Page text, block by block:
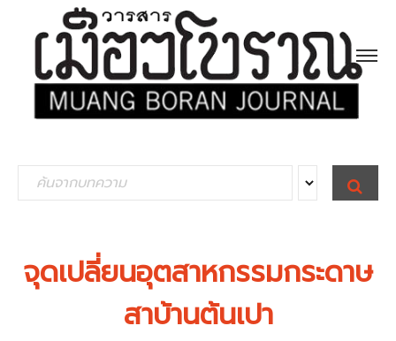
e
S
E
A
จุดเปลี่ยนอุตสาหกรรมกระดาษ
สาบ้านต้นเปา